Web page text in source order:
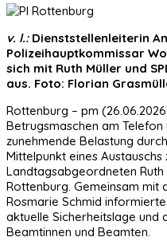
v. l.:Dienststellenleiterin
Polizeihauptkommissar
sich mit Ruth Müller und
aus. Foto: Florian
Rottenburg – pm
Betrugsmaschen am
zunehmende Belastung
Mittelpunkt eines Austauschs
Landtagsabgeordneten
Rottenburg. Gemeinsam mit
Rosmarie Schmid
aktuelle Sicherheitslage und
Beamtinnen und Beamten.